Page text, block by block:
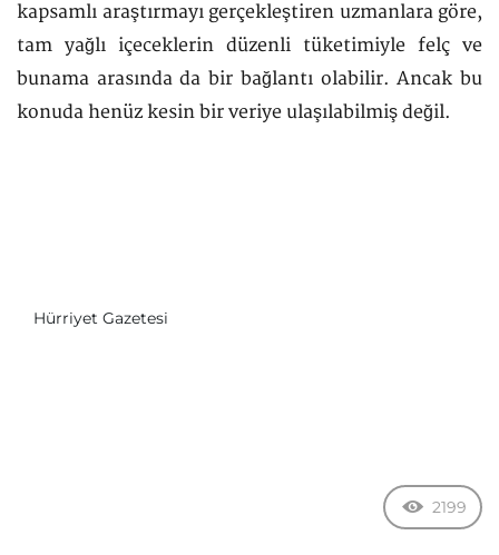
kapsamlı araştırmayı gerçekleştiren uzmanlara göre,
tam yağlı içeceklerin düzenli tüketimiyle felç ve
bunama arasında da bir bağlantı olabilir. Ancak bu
konuda henüz kesin bir veriye ulaşılabilmiş değil.
Hürriyet Gazetesi
2199